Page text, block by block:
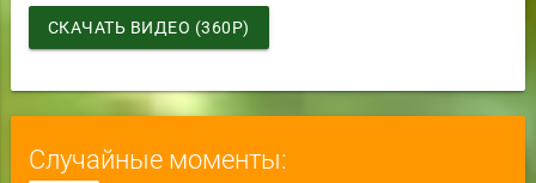
СКАЧАТЬ ВИДЕО (360P)
Случайные моменты: